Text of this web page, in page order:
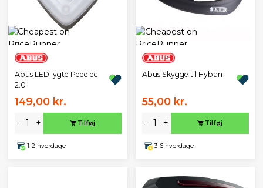
Abus LED lygte Pedelec
2.0
149,00 kr.
- + Tilføj
1-2 hverdage
Abus Skygge til Hyban
55,00 kr.
- + Tilføj
3-6 hverdage